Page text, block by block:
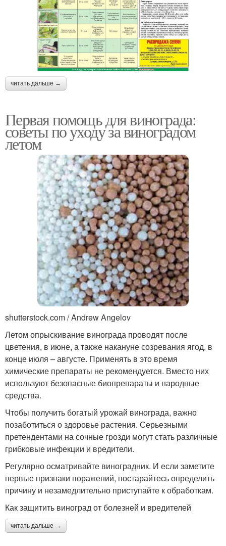
читать дальше →
Первая помощь для винограда:
советы по уходу за виноградом
летом
shutterstock.com / Andrew Angelov
Летом опрыскивание винограда проводят после
цветения, в июне, а также накануне созревания ягод, в
конце июля – августе. Применять в это время
химические препараты не рекомендуется. Вместо них
используют безопасные биопрепараты и народные
средства.
Чтобы получить богатый урожай винограда, важно
позаботиться о здоровье растения. Серьезными
претендентами на сочные грозди могут стать различные
грибковые инфекции и вредители.
Регулярно осматривайте виноградник. И если заметите
первые признаки поражений, постарайтесь определить
причину и незамедлительно приступайте к обработкам.
Как защитить виноград от болезней и вредителей
читать дальше →